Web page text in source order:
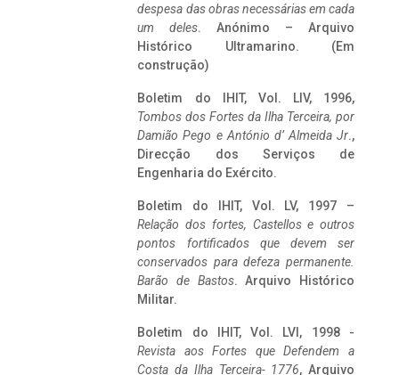
despesa das obras necessárias em cada
um deles. Anónimo – Arquivo
Histórico Ultramarino. (Em
construção)
Boletim do IHIT, Vol. LIV, 1996,
Tombos dos Fortes da Ilha Terceira, por
Damião Pego e António d’ Almeida Jr.,
Direcção dos Serviços de
Engenharia do Exército.
Boletim do IHIT, Vol. LV, 1997 –
Relação dos fortes, Castellos e outros
pontos fortificados que devem ser
conservados para defeza permanente.
Barão de Bastos. Arquivo Histórico
Militar.
Boletim do IHIT, Vol. LVI, 1998 -
Revista aos Fortes que Defendem a
Costa da Ilha Terceira- 1776, Arquivo